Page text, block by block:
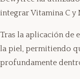
integrar Vitamina C
Tras la aplicación de
la piel, permitiendo
profundamente